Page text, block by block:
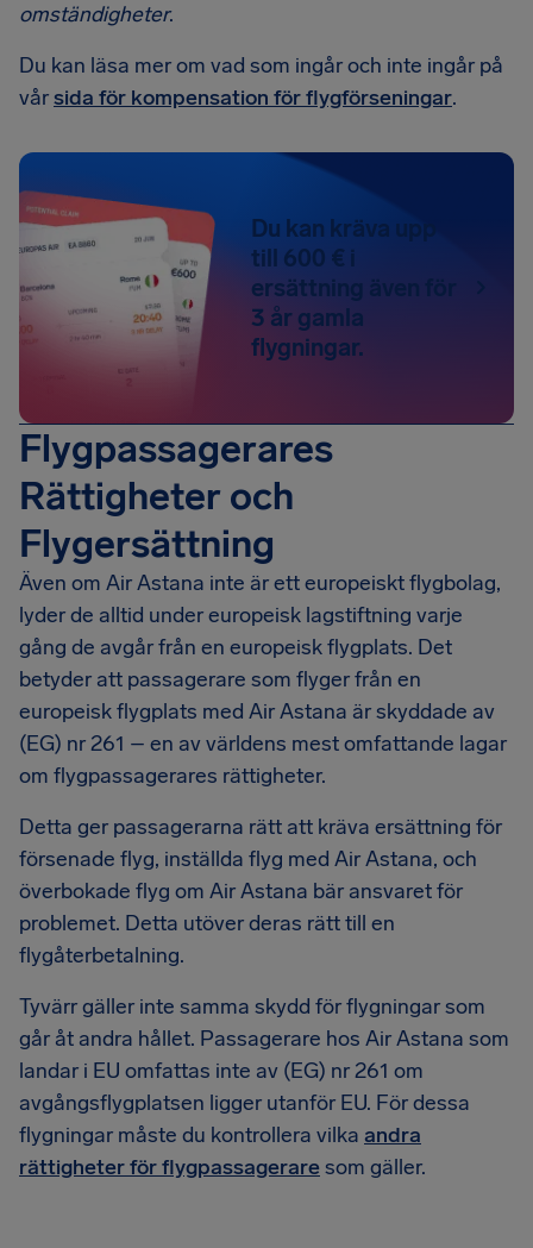
omständigheter.
Du kan läsa mer om vad som ingår och inte ingår på
vårsida för kompensation för flygförseningar.
Du kan kräva upp
till 600 € i
ersättning även för
3 år gamla
flygningar.
Flygpassagerares
Rättigheter och
Flygersättning
Även om Air Astana inte är ett europeiskt flygbolag,
lyder de alltid under europeisk lagstiftning varje
gång de avgår från en europeisk flygplats. Det
betyder att passagerare som flyger från en
europeisk flygplats med Air Astana är skyddade av
(EG) nr 261 – en av världens mest omfattande lagar
om flygpassagerares rättigheter.
Detta ger passagerarna rätt att kräva ersättning för
försenade flyg, inställda flyg med Air Astana, och
överbokade flyg om Air Astana bär ansvaret för
problemet. Detta utöver deras rätt till en
flygåterbetalning.
Tyvärr gäller inte samma skydd för flygningar som
går åt andra hållet. Passagerare hos Air Astana som
landar i EU omfattas inte av (EG) nr 261 om
avgångsflygplatsen ligger utanför EU. För dessa
flygningar måste du kontrollera vilka andra
rättigheter för flygpassageraresom gäller.